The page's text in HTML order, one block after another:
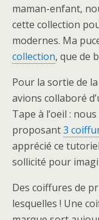
maman-enfant,
cette collection
modernes. Ma
collection, que de
Pour la sortie de
avions collaboré
Tape à l’oeil :
proposant3
apprécié ce
sollicité pour
Des coiffures de
lesquelles ! Une